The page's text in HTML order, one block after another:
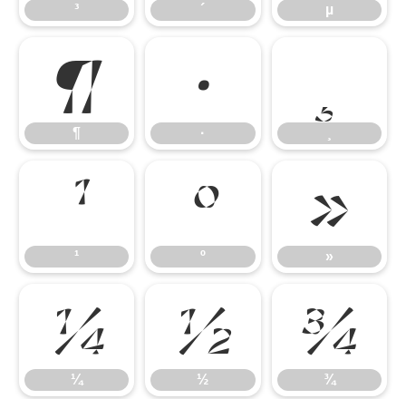
³ ´ µ
¶
¶
·
·
¹
¹
º
º
»
»
¼
¼
½
½
¾
¾